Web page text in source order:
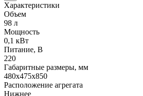
Характеристики
Объем
98 л
Мощность
0,1 кВт
Питание, В
220
Габаритные размеры, мм
480х475х850
Расположение агрегата
Нижнее